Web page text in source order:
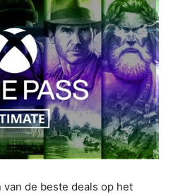
de beste deals op het